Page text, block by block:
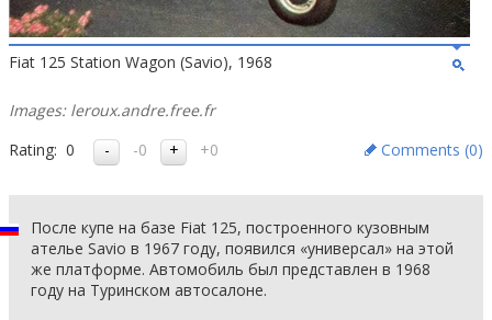
Fiat 125 Station Wagon (Savio), 1968
Images: leroux.andre.free.fr
Rating: 0 -0 +0 Comments (0)
После купе на базе Fiat 125, построенного кузовным
ателье Savio в 1967 году, появился «универсал» на этой
же платформе. Автомобиль был представлен в 1968
году на Туринском автосалоне.